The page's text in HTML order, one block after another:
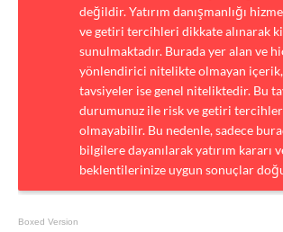
değildir. Yatırım danışmanlığı
ve getiri tercihleri dikkate alınarak
sunulmaktadır. Burada yer alan ve
yönlendirici nitelikte olmayan
tavsiyeler ise genel niteliktedir. Bu
durumunuz ile risk ve getiri
olmayabilir. Bu nedenle, sadece
bilgilere dayanılarak yatırım kararı
beklentilerinize uygun sonuçlar
Boxed Version